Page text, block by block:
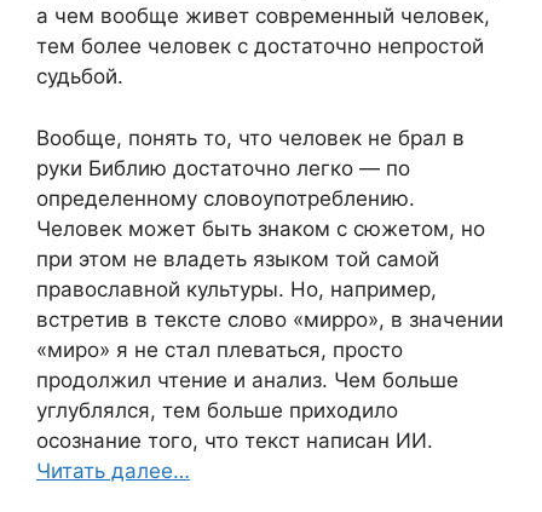
а чем вообще живет современный человек,
тем более человек с достаточно непростой
судьбой.
Вообще, понять то, что человек не брал в
руки Библию достаточно легко — по
определенному словоупотреблению.
Человек может быть знаком с сюжетом, но
при этом не владеть языком той самой
православной культуры. Но, например,
встретив в тексте слово «мирро», в значении
«миро» я не стал плеваться, просто
продолжил чтение и анализ. Чем больше
углублялся, тем больше приходило
осознание того, что текст написан ИИ.
Читать далее…